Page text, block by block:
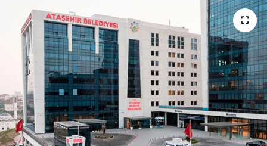
Sağlık
Spor
Teknoloji
Yaşam